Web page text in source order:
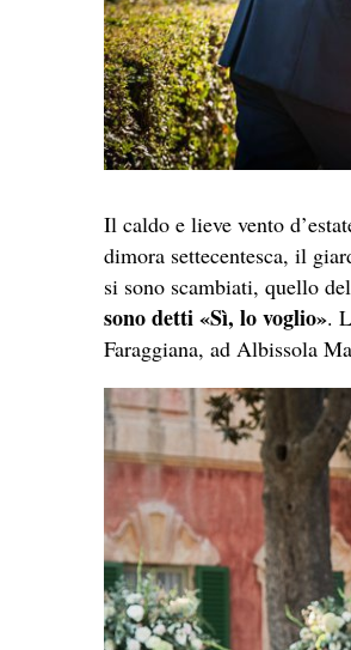
Il caldo e lieve vento
dimora settecentesca, il
si sono scambiati, quello
sono detti «Sì, lo voglio».
Faraggiana, ad Albissola